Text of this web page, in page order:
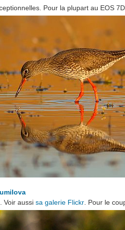
Pour la plupart au EOS
Voir aussisa galerie Flickr . Pour le